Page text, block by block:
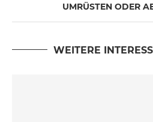
UMRÜSTEN ODER
WEITERE